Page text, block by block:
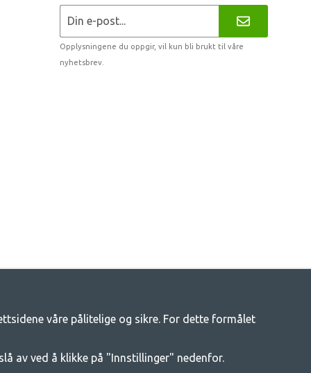
Opplysningene du oppgir, vil kun bli brukt til våre
nyhetsbrev.
campingutstyret i hver prisklasse når det gjelder kvalitet og
våre pålitelige og sikre. For dette formålet
av ved å klikke på "Innstillinger" nedenfor.